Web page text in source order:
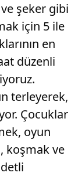
şeker gibi
için 5 ile
en
düzenli
terleyerek,
Çocuklar
oyun
koşmak ve